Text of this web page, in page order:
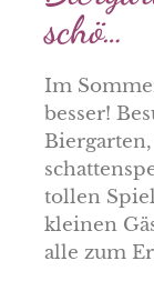
schö…
Im
besser!
tollen
kleinen
alle zum